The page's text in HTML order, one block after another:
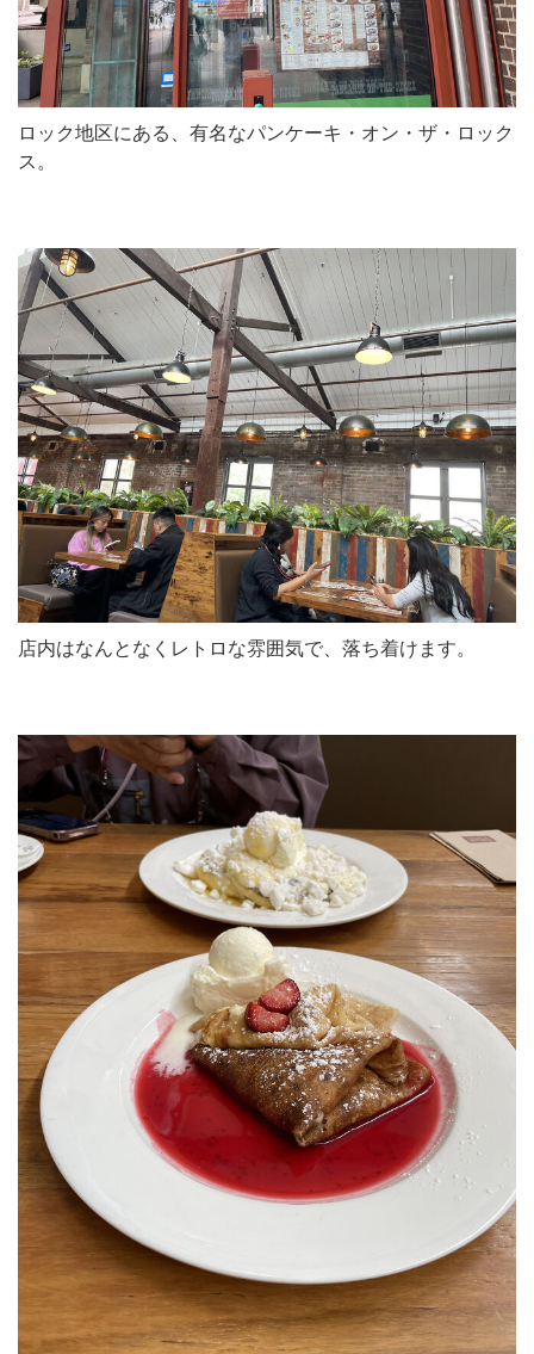
ロック地区にある、有名なパンケーキ・オン・ザ・ロック
ス。
店内はなんとなくレトロな雰囲気で、落ち着けます。